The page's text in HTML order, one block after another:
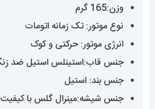
وزن:165 گرم
نوع موتور: تک زمانه اتومات
انرژی موتور: حرکتی و کوک
جنس قاب:استینلس استیل ضد
جنس بند: استیل
جنس شیشه:مینرال گلس با کیفیت